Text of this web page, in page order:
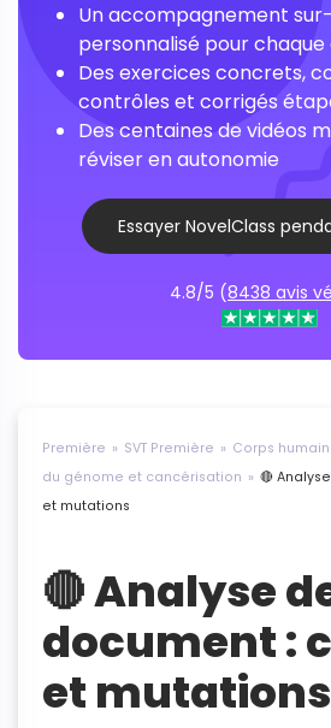
Un accompagnement
personnalisé pour chaque
Des exercices concrets,
contrôles et corrigés
Des centaines de vidéos
réviser en autonomie
Essayer NovelClass
4.8/5 (8438 avis
Première SVT Première Corps
du génome et cancérisation
🔴
et mutations
🔴 Analyse
document :
et mutations